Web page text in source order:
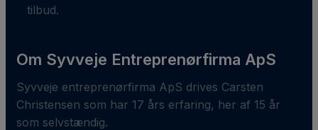
Om Syvveje Entreprenørfirma ApS
Syvveje entreprenørfirma ApS drives Carsten
Christensen som har 17 års erfaring, her af 15 år
som selvstændig.
tilbud.